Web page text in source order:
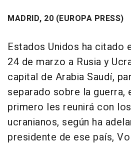
MADRID, 20 (EUROPA PRESS)
Estados Unidos ha citado
24 de marzo a Rusia y
capital de Arabia Saudí,
separado sobre la guerra,
primero les reunirá con
ucranianos, según ha
presidente de ese país,